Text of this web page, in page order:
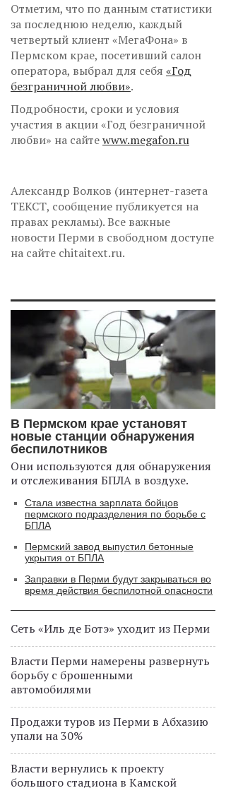
Отметим, что по данным статистики
за последнюю неделю, каждый
четвертый клиент «МегаФона» в
Пермском крае, посетивший салон
оператора, выбрал для себя «Год
безграничной любви».
Подробности, сроки и условия
участия в акции «Год безграничной
любви» на сайтеwww.megafon.ru
Александр Волков (интернет-газета
ТЕКСТ, сообщение публикуется на
правах рекламы). Все важные
новости Перми в свободном доступе
на сайте chitaitext.ru.
В Пермском крае установят
новые станции обнаружения
беспилотников
Они используются для обнаружения
и отслеживания БПЛА в воздухе.
Стала известна зарплата бойцов
пермского подразделения по борьбе с
БПЛА
Пермский завод выпустил бетонные
укрытия от БПЛА
Заправки в Перми будут закрываться во
время действия беспилотной опасности
Сеть «Иль де Ботэ» уходит из Перми
Власти Перми намерены развернуть
борьбу с брошенными
автомобилями
Продажи туров из Перми в Абхазию
упали на 30%
Власти вернулись к проекту
большого стадиона в Камской